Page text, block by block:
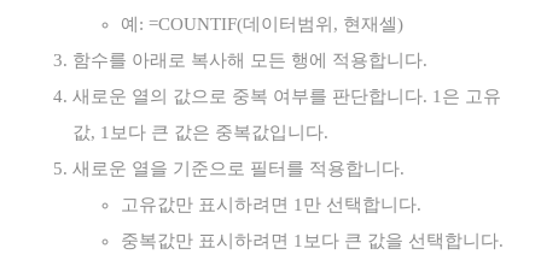
예: =COUNTIF(데이터범위, 현재셀)
함수를 아래로 복사해 모든 행에 적용합니다.
새로운 열의 값으로 중복 여부를 판단합니다. 1은 고유
값, 1보다 큰 값은 중복값입니다.
새로운 열을 기준으로 필터를 적용합니다.
고유값만 표시하려면 1만 선택합니다.
중복값만 표시하려면 1보다 큰 값을 선택합니다.